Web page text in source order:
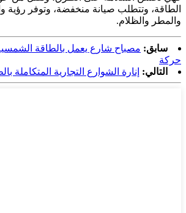
الطاقة، وتتطلب صيانة منخفضة، وتوفر
والمطر والظلام.
سابق: مصباح شارع يعمل بالطاقة
حركة
التالي: إنارة الشوارع التجارية المتكاملة